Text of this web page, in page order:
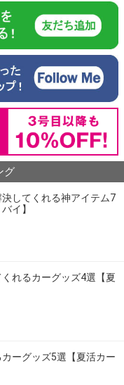
グ
してくれる神アイテム7
イ】
れるカーグッズ4選【夏
ーグッズ5選【夏活カー